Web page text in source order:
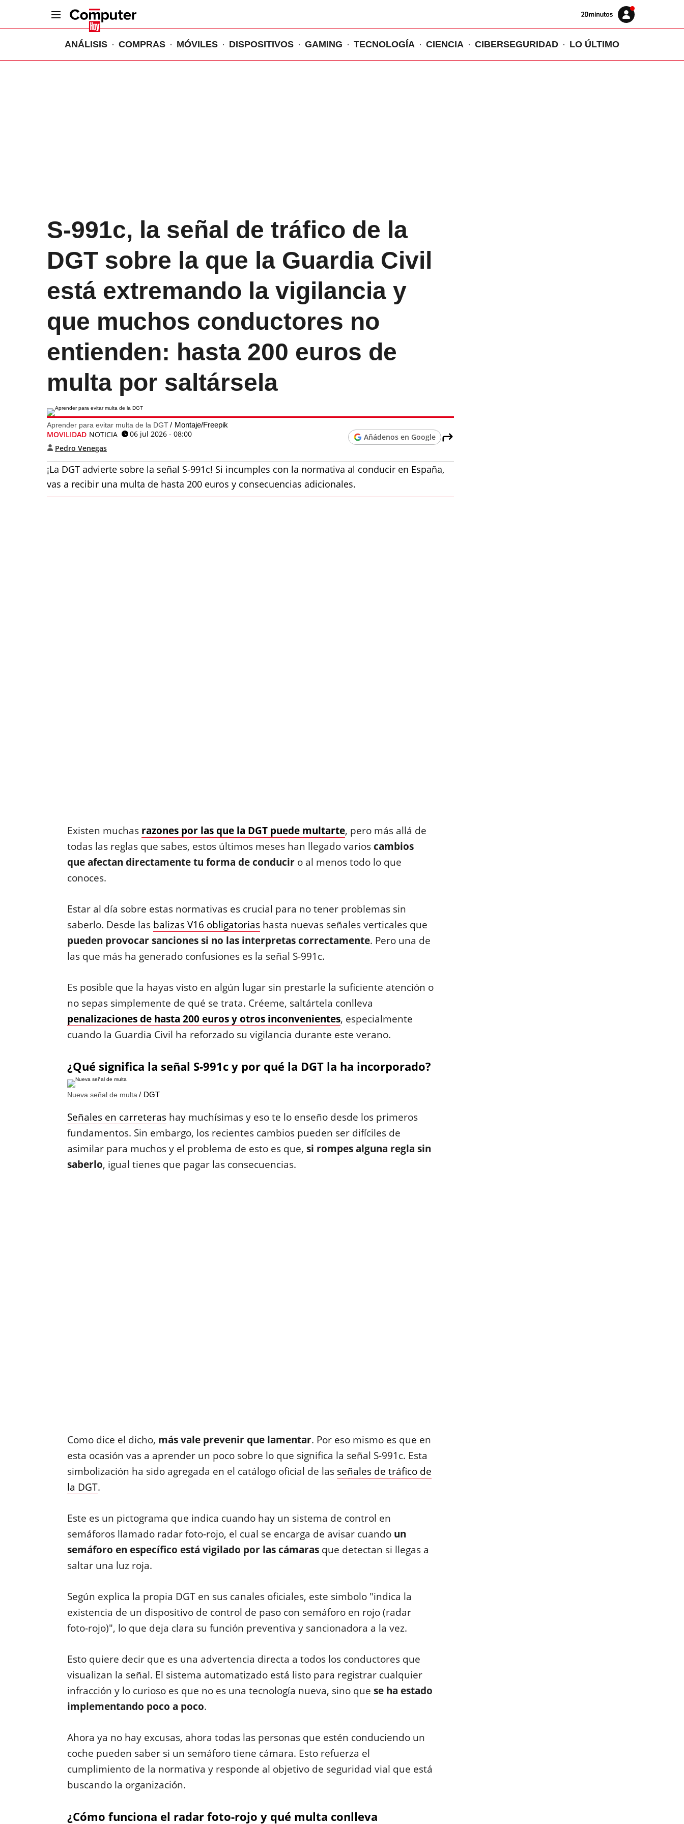
Volver
Iniciar
sesión
ANÁLISIS COMPRAS MÓVILES DISPOSITIVOS GAMING TECNOLOGÍA CIENCIA CIBERSEGURIDAD LO ÚLTIMO
S-991c, la señal de tráfico de la
DGT sobre la que la Guardia Civil
está extremando la vigilancia y
que muchos conductores no
entienden: hasta 200 euros de
multa por saltársela
Aprender para evitar multa de la DGT Montaje/Freepik
MOVILIDAD NOTICIA
06 jul 2026 - 08:00
Pedro Venegas
Añádenos en Google
¡La DGT advierte sobre la señal S-991c! Si incumples con la normativa al conducir en España,
vas a recibir una multa de hasta 200 euros y consecuencias adicionales.
Existen muchas razones por las que la DGT puede multarte, pero más allá de
todas las reglas que sabes, estos últimos meses han llegado varioscambios
que afectan directamente tu forma de conduciro al menos todo lo que
conoces.
Estar al día sobre estas normativas es crucial para no tener problemas sin
saberlo. Desde las balizas V16 obligatoriashasta nuevas señales verticales que
pueden provocar sanciones si no las interpretas correctamente. Pero una de
las que más ha generado confusiones es la señal S-991c.
Es posible que la hayas visto en algún lugar sin prestarle la suficiente atención o
no sepas simplemente de qué se trata. Créeme, saltártela conlleva
penalizaciones de hasta 200 euros y otros inconvenientes, especialmente
cuando la Guardia Civil ha reforzado su vigilancia durante este verano.
¿Qué significa la señal S-991c y por qué la DGT la ha incorporado?
Nueva señal de multa DGT
Señales en carreterashay muchísimas y eso te lo enseño desde los primeros
fundamentos. Sin embargo, los recientes cambios pueden ser difíciles de
asimilar para muchos y el problema de esto es que, si rompes alguna regla sin
saberlo, igual tienes que pagar las consecuencias.
Como dice el dicho, más vale prevenir que lamentar. Por eso mismo es que en
esta ocasión vas a aprender un poco sobre lo que significa la señal S-991c. Esta
simbolización ha sido agregada en el catálogo oficial de las señales de tráfico de
la DGT.
Este es un pictograma que indica cuando hay un sistema de control en
semáforos llamado radar foto-rojo, el cual se encarga de avisar cuando un
semáforo en específico está vigilado por las cámarasque detectan si llegas a
saltar una luz roja.
Según explica la propia DGT en sus canales oficiales, este simbolo "indica la
existencia de un dispositivo de control de paso con semáforo en rojo (radar
foto-rojo)", lo que deja clara su función preventiva y sancionadora a la vez.
Esto quiere decir que es una advertencia directa a todos los conductores que
visualizan la señal. El sistema automatizado está listo para registrar cualquier
infracción y lo curioso es que no es una tecnología nueva, sino que se ha estado
implementando poco a poco.
Ahora ya no hay excusas, ahora todas las personas que estén conduciendo un
coche pueden saber si un semáforo tiene cámara. Esto refuerza el
cumplimiento de la normativa y responde al objetivo de seguridad vial que está
buscando la organización.
¿Cómo funciona el radar foto-rojo y qué multa conlleva